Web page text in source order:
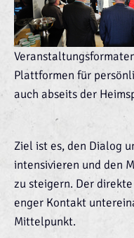
Plattformen für
auch abseits der
Ziel ist es, den Dialog
intensivieren und den
zu steigern. Der
enger Kontakt
Mittelpunkt.